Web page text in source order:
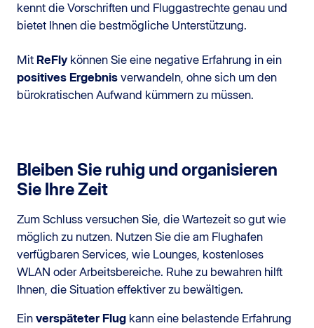
kennt die Vorschriften und Fluggastrechte genau und
bietet Ihnen die bestmögliche Unterstützung.
Mit ReFlykönnen Sie eine negative Erfahrung in ein
positives Ergebnis verwandeln, ohne sich um den
bürokratischen Aufwand kümmern zu müssen.
Bleiben Sie ruhig und organisieren
Sie Ihre Zeit
Zum Schluss versuchen Sie, die Wartezeit so gut wie
möglich zu nutzen. Nutzen Sie die am Flughafen
verfügbaren Services, wie Lounges, kostenloses
WLAN oder Arbeitsbereiche. Ruhe zu bewahren hilft
Ihnen, die Situation effektiver zu bewältigen.
Ein verspäteter Flug kann eine belastende Erfahrung